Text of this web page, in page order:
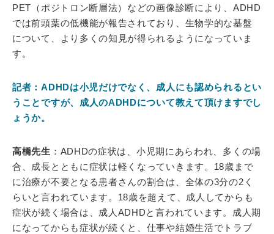
PET（ポジトロン断層法）などの画像診断により、ADHD
では前頭葉の低機能が報告されており、生物学的な基盤
について、より多くの知見が得られるようになっていま
す。
記者：ADHDは小児だけでなく、成人にも認められるとい
うことですが、成人のADHDについて教えて頂けますでし
ょうか。
高橋先生 ：ADHDの症状は、小児期にあらわれ、多くの場
合、成長とともに症状は軽くなっていきます。18歳まで
に治療が不要となる患者さんの割合は、全体の3分の2く
らいと言われています。18歳を超えて、成人してからも
症状が続く場合は、成人ADHDと言われています。成人期
になってからも症状が続くと、仕事や結婚生活でトラブ